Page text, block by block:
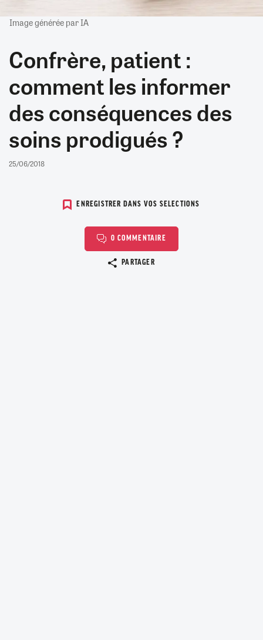
Image générée par IA
Confrère, patient :
comment les informer
des conséquences des
soins prodigués ?
25/06/2018
ENREGISTRER DANS VOS SELECTIONS
0 COMMENTAIRE
PARTAGER